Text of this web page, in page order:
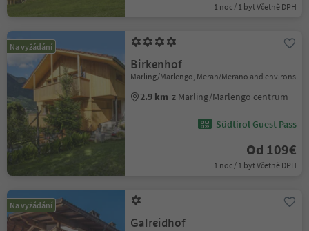
1 noc / 1 byt Včetně DPH
Na vyžádání
Birkenhof
Marling/Marlengo, Meran/Merano and environs
2.9 km z Marling/Marlengo centrum
Südtirol Guest Pass
Od 109€
1 noc / 1 byt Včetně DPH
Na vyžádání
Galreidhof